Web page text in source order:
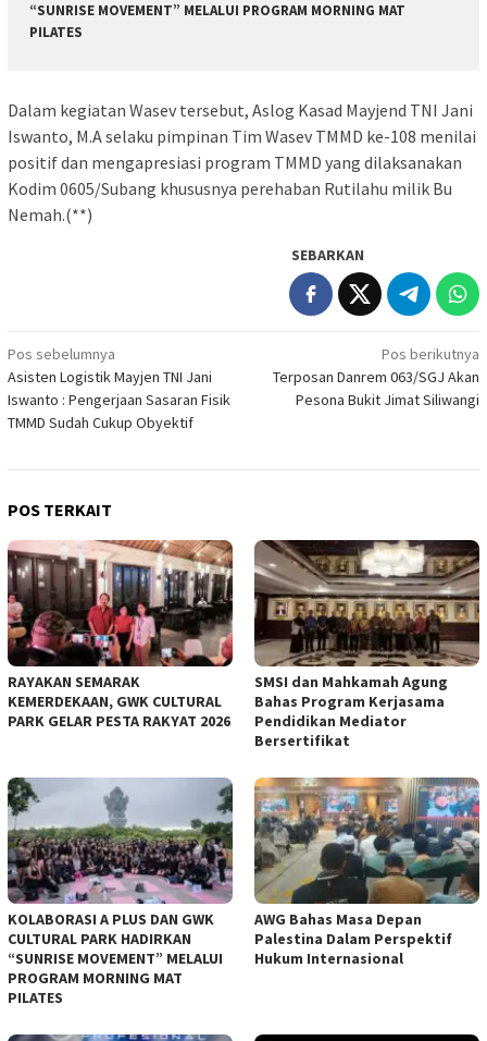
“SUNRISE MOVEMENT” MELALUI PROGRAM MORNING MAT
PILATES
Dalam kegiatan Wasev tersebut, Aslog Kasad Mayjend TNI Jani
Iswanto, M.A selaku pimpinan Tim Wasev TMMD ke-108 menilai
positif dan mengapresiasi program TMMD yang dilaksanakan
Kodim 0605/Subang khususnya perehaban Rutilahu milik Bu
Nemah.(**)
SEBARKAN
Navigasi
pos
Pos sebelumnya
Asisten Logistik Mayjen TNI Jani
Iswanto : Pengerjaan Sasaran Fisik
TMMD Sudah Cukup Obyektif
Pos berikutnya
Terposan Danrem 063/SGJ Akan
Pesona Bukit Jimat Siliwangi
POS TERKAIT
RAYAKAN SEMARAK
KEMERDEKAAN, GWK CULTURAL
PARK GELAR PESTA RAKYAT 2026
SMSI dan Mahkamah Agung
Bahas Program Kerjasama
Pendidikan Mediator
Bersertifikat
KOLABORASI A PLUS DAN GWK
CULTURAL PARK HADIRKAN
“SUNRISE MOVEMENT” MELALUI
PROGRAM MORNING MAT
PILATES
AWG Bahas Masa Depan
Palestina Dalam Perspektif
Hukum Internasional